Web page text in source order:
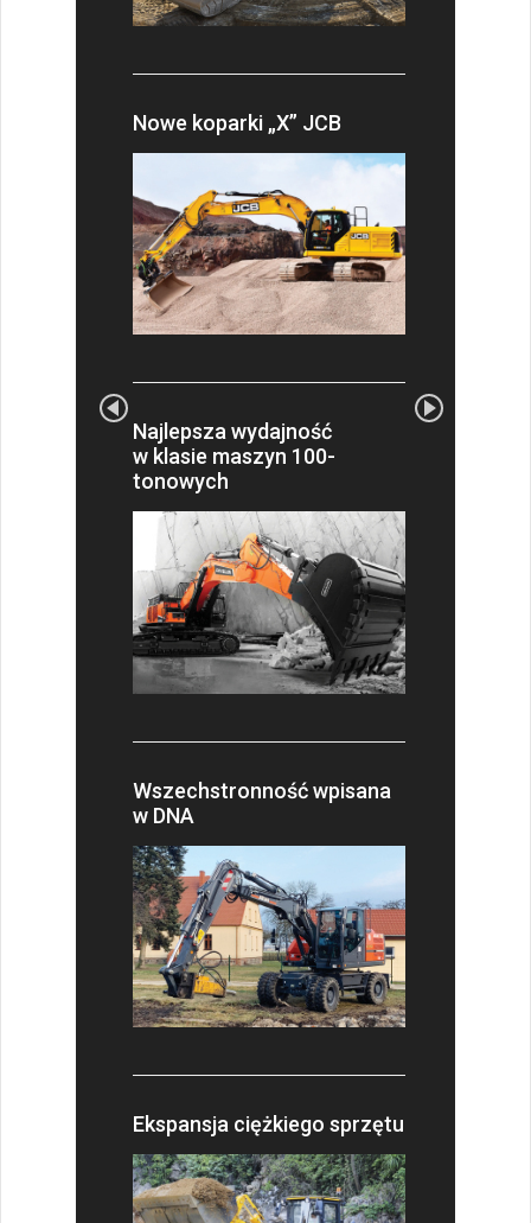
Nowe koparki „X” JCB
Najlepsza wydajność
w klasie maszyn 100-
tonowych
Wszechstronność wpisana
w DNA
Ekspansja ciężkiego sprzętu